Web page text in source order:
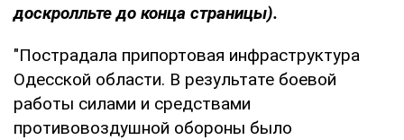
доскролльте до конца страницы).
"Пострадала припортовая инфраструктура
Одесской области. В результате боевой
работы силами и средствами
противовоздушной обороны было